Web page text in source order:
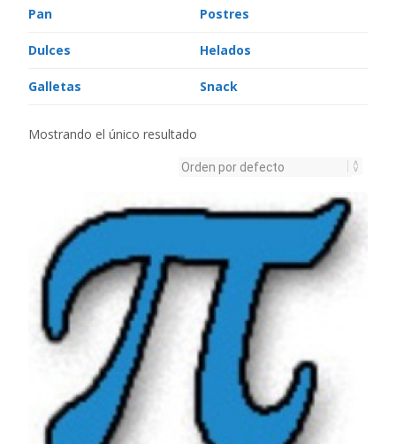
Pan Postres
Dulces Helados
Galletas Snack
Mostrando el único resultado